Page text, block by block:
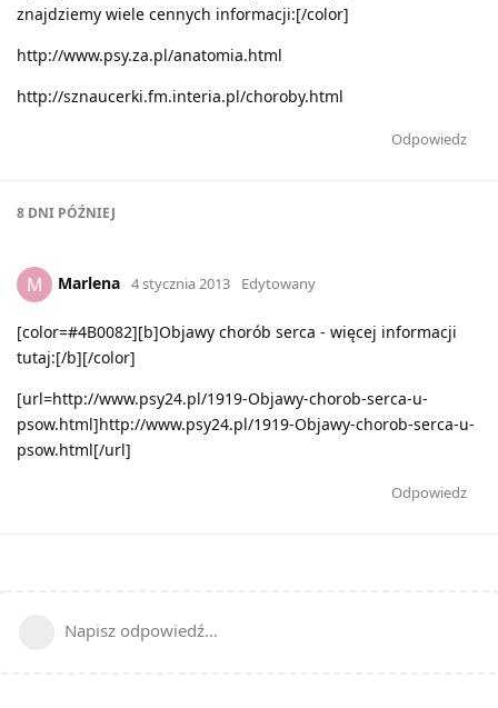
znajdziemy wiele cennych informacji:[/color]
http://www.psy.za.pl/anatomia.html
http://sznaucerki.fm.interia.pl/choroby.html
Odpowiedz
8 DNI PÓŹNIEJ
M Marlena 4 stycznia 2013 Edytowany
[color=#4B0082][b]Objawy chorób serca - więcej informacji
tutaj:[/b][/color]
[url=http://www.psy24.pl/1919-Objawy-chorob-serca-u-
psow.html]http://www.psy24.pl/1919-Objawy-chorob-serca-u-
psow.html[/url]
Odpowiedz
Napisz odpowiedź...